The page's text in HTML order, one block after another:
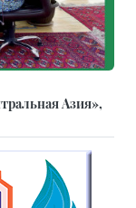
Азия»,